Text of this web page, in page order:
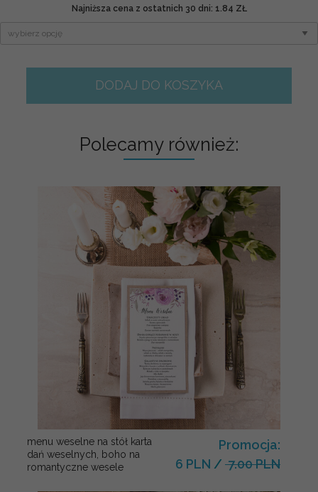
Najniższa cena z ostatnich 30 dni: 1.84 ZŁ
DODAJ DO KOSZYKA
Polecamy również:
menu weselne na stół karta
dań weselnych, boho na
romantyczne wesele
Promocja:
6 PLN / 7.00 PLN